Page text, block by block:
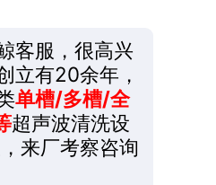
客服，很高兴
立有20余年，
单槽/多槽/全
超声波清洗设
来厂考察咨询